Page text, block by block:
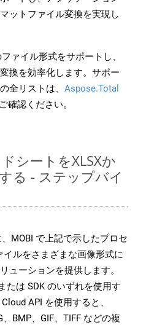
ットファイル変換を実現し
ァイル形式をサポートし、
換を効率化します。サポー
全リストは、 Aspose.Total
確認ください。
シートをXLSXか
る - ステップバイ
MOBI で上記で示したプロセ
ルをさまざまな画像形式に
ューションを提供します。
たは SDK のいずれを使用す
API を使用すると、
BMP、GIF、TIFF などの複